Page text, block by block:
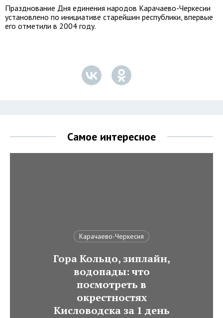
Празднование Дня единения народов Карачаево-Черкесии
установлено по инициативе старейшин республики, впервые
его отметили в 2004 году.
Самое интересное
Карачаево-Черкесия
Гора Кольцо, зиплайн,
водопады: что
посмотреть в
окрестностях
Кисловодска за 1 день